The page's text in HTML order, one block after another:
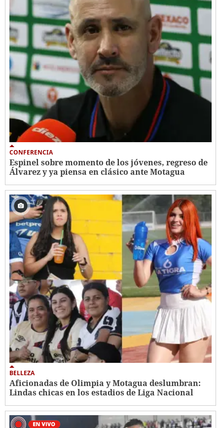
CONFERENCIA
Espinel sobre momento de los jóvenes, regreso de
Álvarez y ya piensa en clásico ante Motagua
BELLEZA
Aficionadas de Olimpia y Motagua deslumbran:
Lindas chicas en los estadios de Liga Nacional